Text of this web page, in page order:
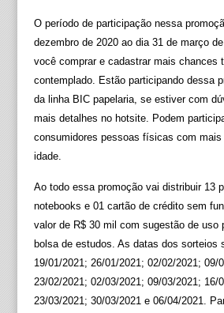
O período de participação nessa
dezembro de 2020 ao dia 31 de março
você comprar e cadastrar mais chances
contemplado. Estão participando dessa
da linha BIC papelaria, se estiver com
mais detalhes no hotsite. Podem
consumidores pessoas físicas com mais
idade.
Ao todo essa promoção vai distribuir 13
notebooks e 01 cartão de crédito sem
valor de R$ 30 mil com sugestão de uso
bolsa de estudos. As datas dos sorteios
19/01/2021; 26/01/2021; 02/02/2021; 09/
23/02/2021; 02/03/2021; 09/03/2021; 16/
23/03/2021; 30/03/2021 e 06/04/2021.